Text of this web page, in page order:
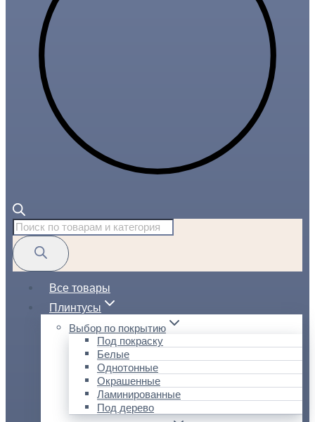
Поиск
товаров
Все товары
Плинтусы
Выбор по покрытию
Под покраску
Белые
Однотонные
Окрашенные
Ламинированные
Под дерево